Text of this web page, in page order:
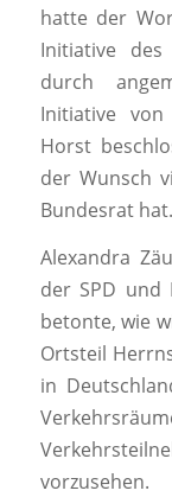
hatte der
Initiative des
durch
Initiative von
Horst
der Wunsch
Bundesrat hat.
Alexandra
der SPD und
betonte, wie
Ortsteil
in
vorzusehen.